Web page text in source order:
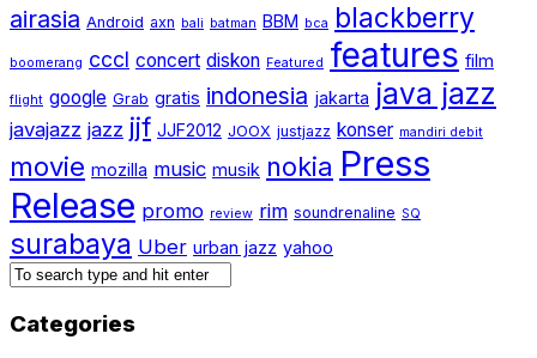
airasia Android axn bali batman BBM bca blackberry
boomerang cccl concert diskon Featured features film
flight google Grab gratis indonesia jakarta java jazz
javajazz jazz jjf JJF2012 JOOX justjazz konser mandiri debit
movie mozilla music musik nokia Press
Release promo review rim soundrenaline SQ
surabaya Uber urban jazz yahoo
Categories